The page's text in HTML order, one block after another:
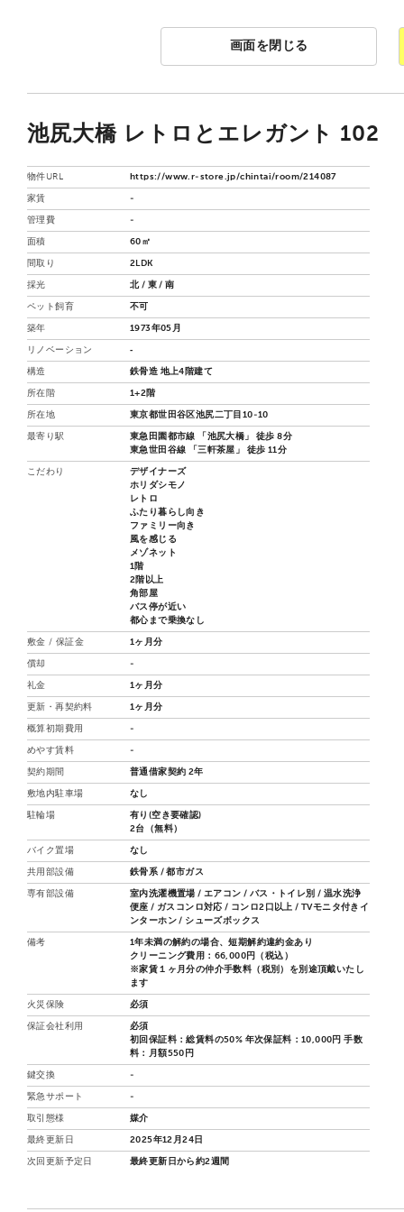
画面を閉じる
池尻大橋 レトロとエレガント 102
物件URL https://www.r-store.jp/chintai/room/214087
家賃 -
管理費 -
面積 60㎡
間取り 2LDK
採光 北 / 東 / 南
ペット飼育 不可
築年 1973年05月
リノベーション ‐
構造 鉄骨造 地上4階建て
所在階 1+2階
所在地 東京都世田谷区池尻二丁目10-10
最寄り駅
東急田園都市線 「池尻大橋」 徒歩 8分
東急世田谷線 「三軒茶屋」 徒歩 11分
こだわり
デザイナーズ
ホリダシモノ
レトロ
ふたり暮らし向き
ファミリー向き
風を感じる
メゾネット
1階
2階以上
角部屋
バス停が近い
都心まで乗換なし
敷金 / 保証金 1ヶ月分
償却 -
礼金 1ヶ月分
更新・再契約料 1ヶ月分
概算初期費用 -
めやす賃料 -
契約期間 普通借家契約 2年
敷地内駐車場 なし
駐輪場
有り(空き要確認)
2台（無料）
バイク置場 なし
共用部設備 鉄骨系 / 都市ガス
専有部設備
室内洗濯機置場 / エアコン / バス・トイレ別 / 温水洗浄
便座 / ガスコンロ対応 / コンロ2口以上 / TVモニタ付きイ
ンターホン / シューズボックス
備考
1年未満の解約の場合、短期解約違約金あり
クリーニング費用：66,000円（税込）
※家賃１ヶ月分の仲介手数料（税別）を別途頂戴いたし
ます
火災保険 必須
保証会社利用
必須
初回保証料：総賃料の50% 年次保証料：10,000円 手数
料：月額550円
鍵交換 -
緊急サポート -
取引態様 媒介
最終更新日 2025年12月24日
次回更新予定日 最終更新日から約2週間